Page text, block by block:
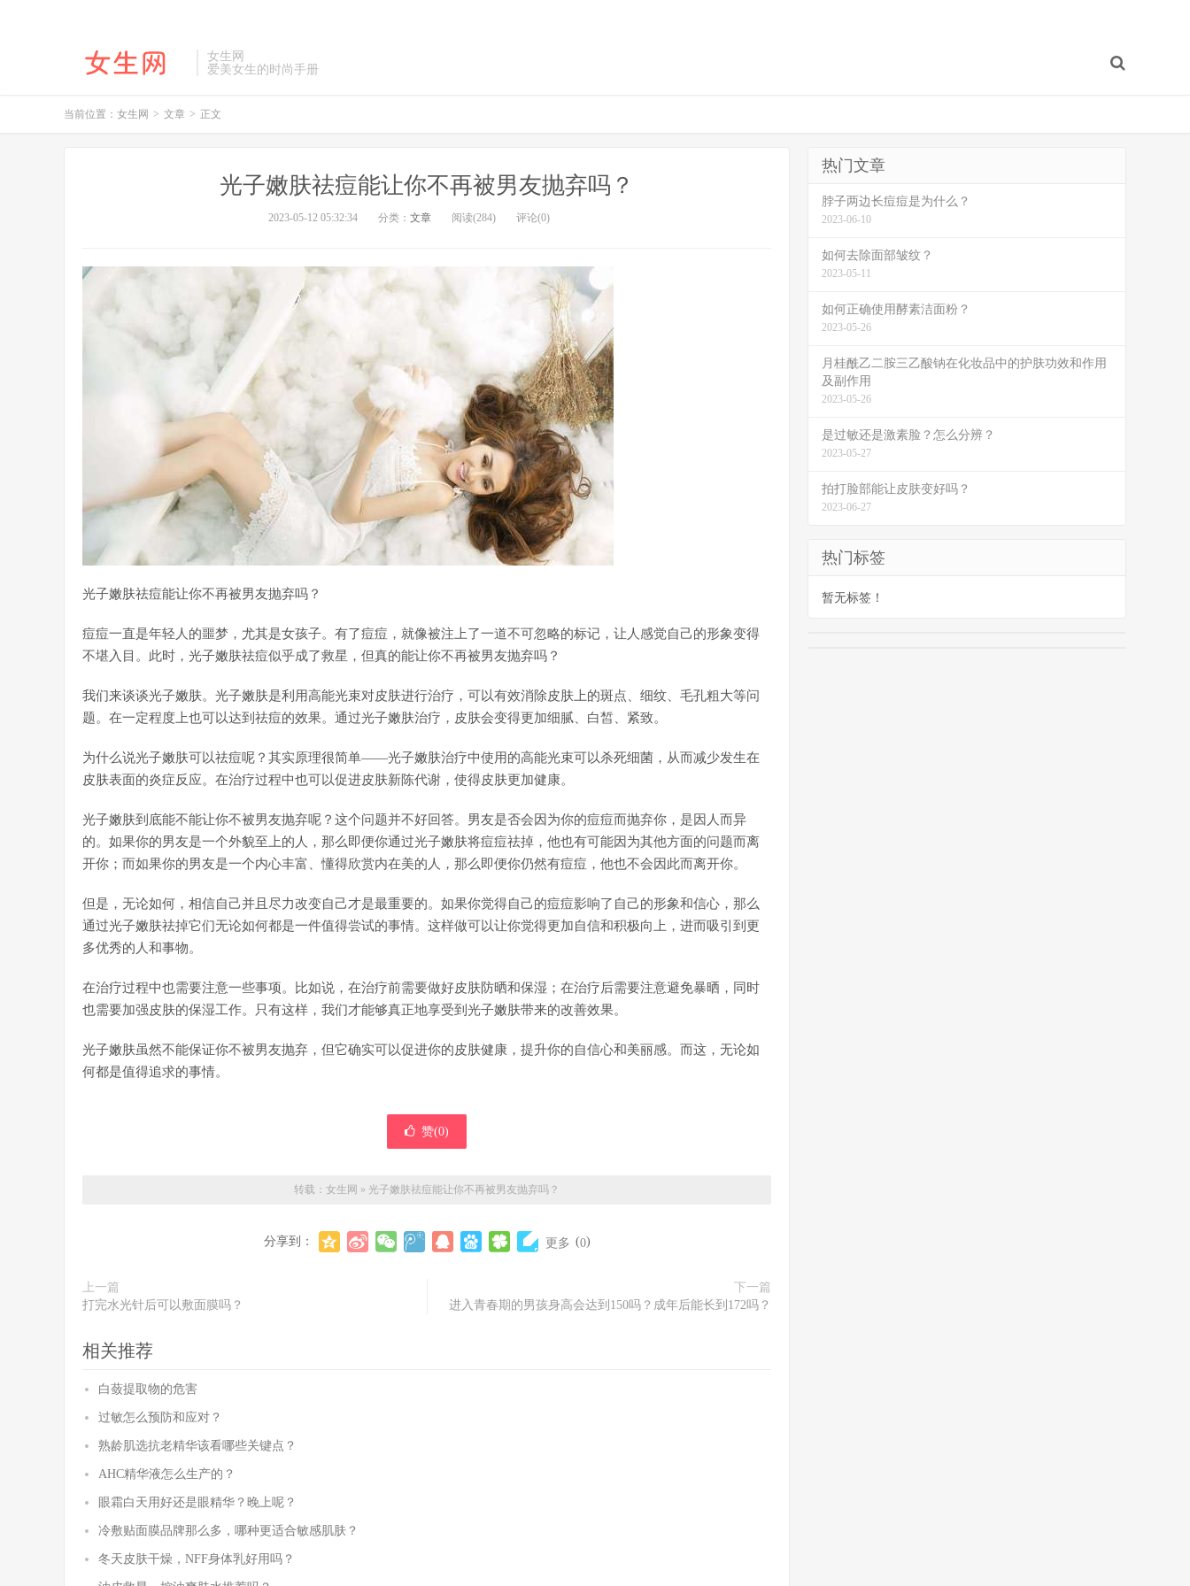
女生网
爱美女生的时尚手册
当前位置： 女生网 > 文章 > 正文
光子嫩肤祛痘能让你不再被男友抛弃吗？
2023-05-12 05:32:34 分类： 文章 阅读(284) 评论(0)
光子嫩肤祛痘能让你不再被男友抛弃吗？
痘痘一直是年轻人的噩梦，尤其是女孩子。有了痘痘，就像被注上了一道不可忽略的标记，让人感觉自己的形象变得
不堪入目。此时，光子嫩肤祛痘似乎成了救星，但真的能让你不再被男友抛弃吗？
我们来谈谈光子嫩肤。光子嫩肤是利用高能光束对皮肤进行治疗，可以有效消除皮肤上的斑点、细纹、毛孔粗大等问
题。在一定程度上也可以达到祛痘的效果。通过光子嫩肤治疗，皮肤会变得更加细腻、白皙、紧致。
为什么说光子嫩肤可以祛痘呢？其实原理很简单——光子嫩肤治疗中使用的高能光束可以杀死细菌，从而减少发生在
皮肤表面的炎症反应。在治疗过程中也可以促进皮肤新陈代谢，使得皮肤更加健康。
光子嫩肤到底能不能让你不被男友抛弃呢？这个问题并不好回答。男友是否会因为你的痘痘而抛弃你，是因人而异
的。如果你的男友是一个外貌至上的人，那么即便你通过光子嫩肤将痘痘祛掉，他也有可能因为其他方面的问题而离
开你；而如果你的男友是一个内心丰富、懂得欣赏内在美的人，那么即便你仍然有痘痘，他也不会因此而离开你。
但是，无论如何，相信自己并且尽力改变自己才是最重要的。如果你觉得自己的痘痘影响了自己的形象和信心，那么
通过光子嫩肤祛掉它们无论如何都是一件值得尝试的事情。这样做可以让你觉得更加自信和积极向上，进而吸引到更
多优秀的人和事物。
在治疗过程中也需要注意一些事项。比如说，在治疗前需要做好皮肤防晒和保湿；在治疗后需要注意避免暴晒，同时
也需要加强皮肤的保湿工作。只有这样，我们才能够真正地享受到光子嫩肤带来的改善效果。
光子嫩肤虽然不能保证你不被男友抛弃，但它确实可以促进你的皮肤健康，提升你的自信心和美丽感。而这，无论如
何都是值得追求的事情。
赞(0)
转载： 女生网 » 光子嫩肤祛痘能让你不再被男友抛弃吗？
分享到： 更多 (0)
上一篇
打完水光针后可以敷面膜吗？
下一篇
进入青春期的男孩身高会达到150吗？成年后能长到172吗？
相关推荐
白蔹提取物的危害
过敏怎么预防和应对？
熟龄肌选抗老精华该看哪些关键点？
AHC精华液怎么生产的？
眼霜白天用好还是眼精华？晚上呢？
冷敷贴面膜品牌那么多，哪种更适合敏感肌肤？
冬天皮肤干燥，NFF身体乳好用吗？
热门文章
脖子两边长痘痘是为什么？
2023-06-10
如何去除面部皱纹？
2023-05-11
如何正确使用酵素洁面粉？
2023-05-26
月桂酰乙二胺三乙酸钠在化妆品中的护肤功效和作用
及副作用
2023-05-26
是过敏还是激素脸？怎么分辨？
2023-05-27
拍打脸部能让皮肤变好吗？
2023-06-27
热门标签
暂无标签！